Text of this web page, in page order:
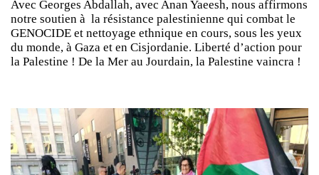
Avec Georges Abdallah, avec Anan Yaeesh, nous affirmons
notre soutien à la résistance palestinienne qui combat le
GENOCIDE et nettoyage ethnique en cours, sous les yeux
du monde, à Gaza et en Cisjordanie. Liberté d’action pour
la Palestine ! De la Mer au Jourdain, la Palestine vaincra !